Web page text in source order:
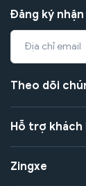
Đăng ký
Theo dõi
Hỗ trợ khách
Zingxe